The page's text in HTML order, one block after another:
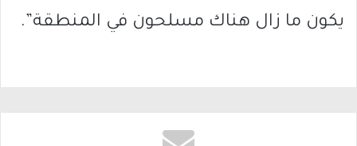
يكون ما زال هناك مسلحون في المنطقة”.